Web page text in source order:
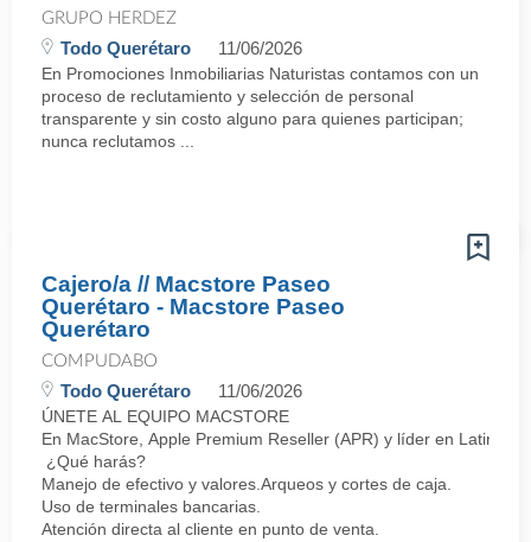
GRUPO HERDEZ
Todo Querétaro 11/06/2026
En Promociones Inmobiliarias Naturistas contamos con un
proceso de reclutamiento y selección de personal
transparente y sin costo alguno para quienes participan;
nunca reclutamos ...
Cajero/a // Macstore Paseo
Querétaro - Macstore Paseo
Querétaro
COMPUDABO
Todo Querétaro 11/06/2026
ÚNETE AL EQUIPO MACSTORE
En MacStore, Apple Premium Reseller (APR) y líder en
¿Qué harás?
Manejo de efectivo y valores.Arqueos y cortes de caja.
Uso de terminales bancarias.
Atención directa al cliente en punto de venta.